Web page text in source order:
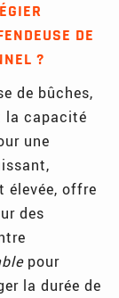
DE
?
de bûches,
la capacité
une
élevée, offre
des
pour
la durée de